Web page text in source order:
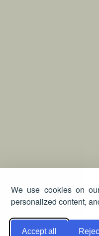
We use cookies on
personalized content,
Accept all